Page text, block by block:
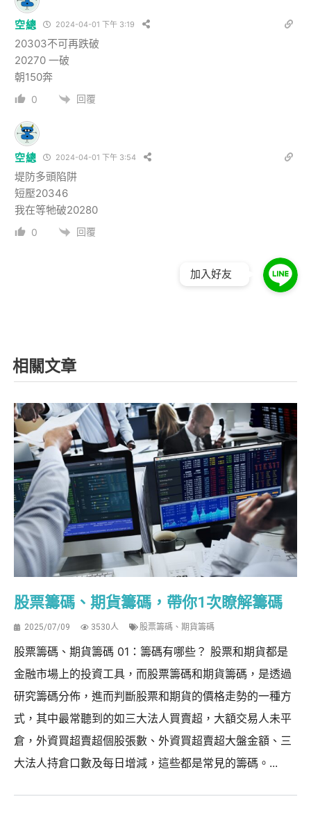
空總 2024-04-01 下午 3:19
20303不可再跌破
20270 一破
朝150奔
0 回覆
空總 2024-04-01 下午 3:54
堤防多頭陷阱
短壓20346
我在等牠破20280
0 回覆
相關文章
股票籌碼、期貨籌碼，帶你1次瞭解籌碼
2025/07/09 3530人 股票籌碼、期貨籌碼
股票籌碼、期貨籌碼 01：籌碼有哪些？ 股票和期貨都是
金融市場上的投資工具，而股票籌碼和期貨籌碼，是透過
研究籌碼分佈，進而判斷股票和期貨的價格走勢的一種方
式，其中最常聽到的如三大法人買賣超，大額交易人未平
倉，外資買超賣超個股張數、外資買超賣超大盤金額、三
大法人持倉口數及每日增減，這些都是常見的籌碼。...
加入好友